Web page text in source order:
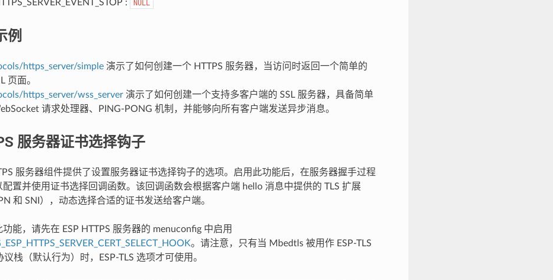
: NULL
例
https_server/simple演示了如何创建一个 HTTPS 服务器，当访问时返回一个简单的
页面。
https_server/wss_server演示了如何创建一个支持多客户端的 SSL 服务器，具备简单
请求处理器、PING-PONG 机制，并能够向所有客户端发送异步消息。
服务器证书选择钩子
服务器组件提供了设置服务器证书选择钩子的选项。启用此功能后，在服务器握手过程
配置并使用证书选择回调函数。该回调函数会根据客户端 hello 消息中提供的 TLS 扩展
和 SNI），动态选择合适的证书发送给客户端。
能，请先在 ESP HTTPS 服务器的 menuconfig 中启用
。请注意，只有当 Mbedtls 被用作 ESP-TLS
议栈（默认行为）时，ESP-TLS 选项才可使用。